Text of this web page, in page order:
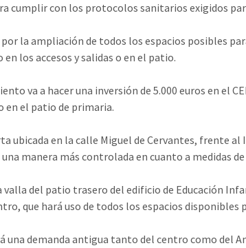
cumplir con los protocolos sanitarios exigidos
por la ampliación de todos los espacios posibles
los accesos y salidas o en el patio.
va a hacer una inversión de 5.000 euros en el
en el patio de primaria.
ubicada en la calle Miguel de Cervantes, frente
manera más controlada en cuanto a medidas de
valla del patio trasero del edificio de Educación
que hará uso de todos los espacios
una demanda antigua tanto del centro como del